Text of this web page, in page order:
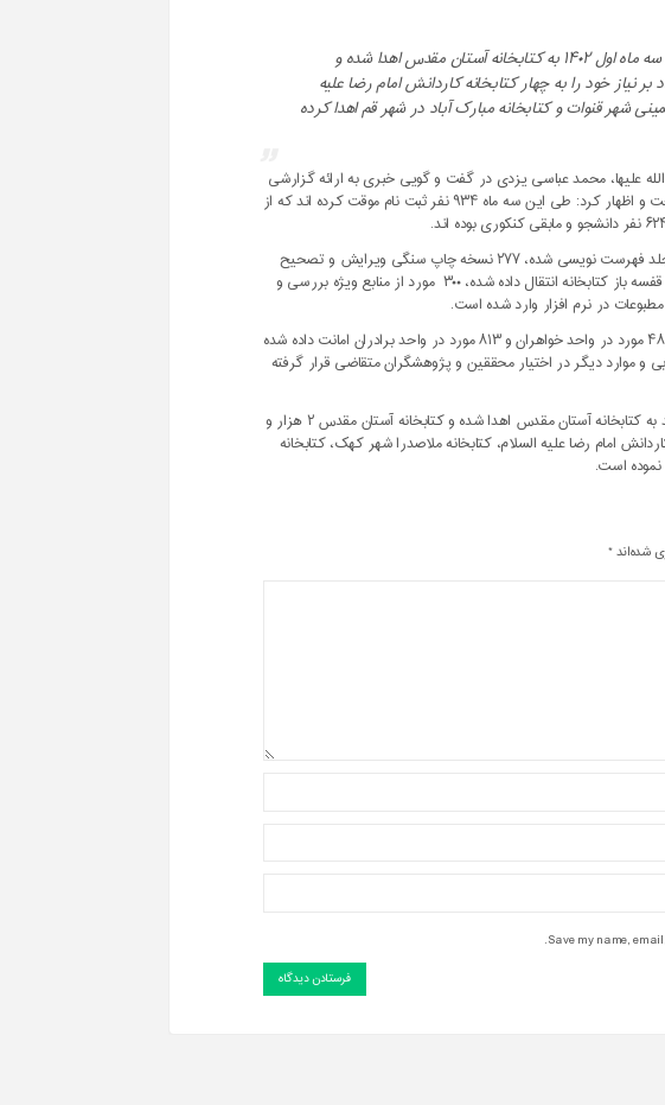
رئیس کتابخانه فاطمی گفت: دو هزار و ۹۳۷ جلد طی سه ماه اول ۱۴۰۲ به کتابخانه آستان مقدس اهدا شده و
کتاب از منابع مازاد بر نیاز خود را به چهار کتابخانه کاردانش امام رضا علیه
شهر قنوات و کتابخانه مبارک آباد در شهر قم اهدا کرده
علیها، محمد عباسی یزدی در گفت و گویی خبری به ارائه گزارشی
از عملکرد کتابخانه آستان مقدس در سه ماهه اول ۱۴۰۲ پرداخت و اظهار کرد: طی این سه ماه ۹۳۴ نفر ثبت نام موقت کرده اند که از
وی گفت: در سه ماه ابتدایی سال ۱۴۰۲ تعداد ۲ هزار و ۳۴۱ جلد فهرست نویسی شده، ۲۷۷ نسخه چاپ سنگی ویرایش و تصحیح
شده، هزار جلد کتاب با قدمت بیش از ۵۰ سال شناسایی و از قفسه باز کتابخانه انتقال داده شده، ۳۰۰ مورد از منابع ویژه بررسی و
رئیس کتابخانه فاطمی افزود: در سه ماهه اول ۱۴۰۲ هزار و ۴۸۵ مورد در واحد خواهران و ۸۱۳ مورد در واحد برادران امانت داده شده
سربی و موارد دیگر در اختیار محققین و پژوهشگران متقاضی قرار گرفته
وی ادامه داد: طی سه ماه اول ۱۴۰۲ مجموعا ۲ هزار و ۹۳۷ جلد به کتابخانه آستان مقدس اهدا شده و کتابخانه آستان مقدس ۲ هزار و
کاردانش امام رضا علیه السلام، کتابخانه ملاصدرا شهر کهک، کتابخانه
نموده است.
شده‌اند*
Save my name,